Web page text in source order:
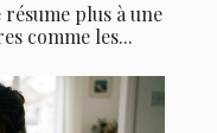
plus à une
comme les...